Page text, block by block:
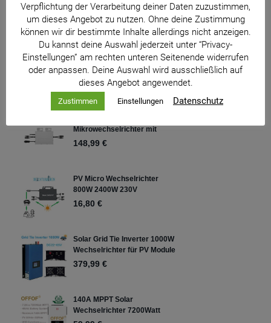
Verpflichtung der Verarbeitung deiner Daten zuzustimmen,
um dieses Angebot zu nutzen. Ohne deine Zustimmung
können wir dir bestimmte Inhalte allerdings nicht anzeigen.
Du kannst deine Auswahl jederzeit unter “Privacy-
Einstellungen” am rechten unteren Seitenende widerrufen
oder anpassen. Deine Auswahl wird ausschließlich auf
dieses Angebot angewendet.
Zustimmen Einstellungen Datenschutz